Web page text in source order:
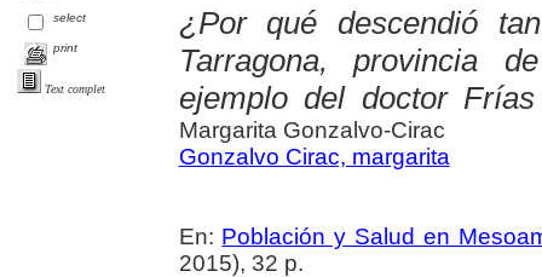
select
print
Text complet
¿Por qué descendió
Tarragona, provincia
ejemplo del doctor
Margarita Gonzalvo-Cirac
Gonzalvo Cirac, margarita
En: Población y Salud en
2015), 32 p.